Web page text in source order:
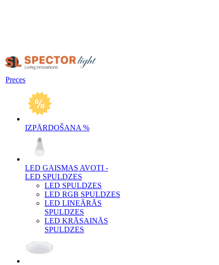
Preces
IZPĀRDOŠANA %
LED GAISMAS AVOTI -
LED SPULDZES
LED SPULDZES
LED RGB SPULDZES
LED LINEĀRĀS
SPULDZES
LED KRĀSAINĀS
SPULDZES